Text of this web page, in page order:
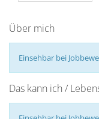
Über mich
Einsehbar bei
Das kann ich /